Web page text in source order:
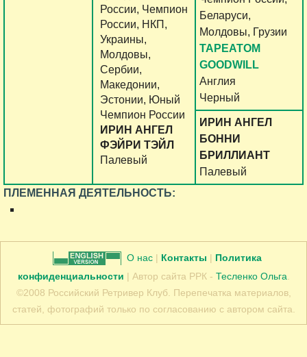
России, Чемпион
России, НКП,
Украины,
Молдовы,
Сербии,
Македонии,
Эстонии, Юный
Чемпион России
ИРИН АНГЕЛ
ФЭЙРИ ТЭЙЛ
Палевый
Беларуси,
Молдовы, Грузии
TAPEATOM
GOODWILL
Англия
Черный
ИРИН АНГЕЛ
БОННИ
БРИЛЛИАНТ
Палевый
ПЛЕМЕННАЯ ДЕЯТЕЛЬНОСТЬ:
О нас | Контакты | Политика
конфиденциальности | Автор сайта РРК - Тесленко Ольга.
©2008 Российский Ретривер Клуб. Перепечатка материалов,
статей, фотографий только по согласованию с автором сайта.